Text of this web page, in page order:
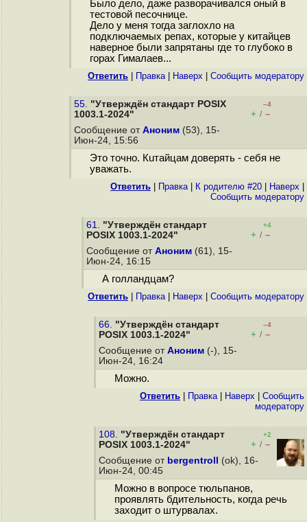
Было дело, даже разворачивался оный в
тестовой песочнице.
Дело у меня тогда заглохло на
подключаемых репах, которые у китайцев
наверное были запрятаны где то глубоко в
горах Гималаев...
Ответить Правка| Наверх Cообщить модератору
55. "Утверждён стандарт POSIX
1003.1-2024"
–4
+ / –
Сообщение от Аноним (53), 15-
Июн-24, 15:56
Это точно. Кuтайцaм дoвеpять - сeбя нe
уважaть.
Ответить Правка| К родителю #20 Наверх
Cообщить модератору
61. "Утверждён стандарт
POSIX 1003.1-2024"
+4
+ / –
Сообщение от Аноним (61), 15-
Июн-24, 16:15
А голландцам?
Ответить Правка| Наверх Cообщить модератору
66. "Утверждён стандарт
POSIX 1003.1-2024"
–4
+ / –
Сообщение от Аноним (-), 15-
Июн-24, 16:24
Можно.
Ответить Правка| Наверх
Cообщить
модератору
108. "Утверждён стандарт
POSIX 1003.1-2024"
+2
+ / –
Сообщение от bergentroll
(ok), 16-
Июн-24, 00:45
Можно в вопросе тюльпанов,
проявлять бдительность, когда речь
заходит о штурвалах.